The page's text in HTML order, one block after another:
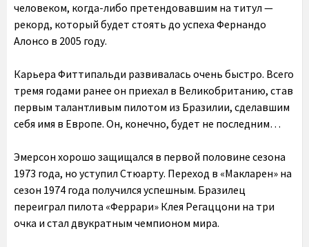
человеком, когда-либо претендовавшим на титул —
рекорд, который будет стоять до успеха Фернандо
Алонсо в 2005 году.
Карьера Фиттипальди развивалась очень быстро. Всего
тремя годами ранее он приехал в Великобританию, став
первым талантливым пилотом из Бразилии, сделавшим
себя имя в Европе. Он, конечно, будет не последним…
Эмерсон хорошо защищался в первой половине сезона
1973 года, но уступил Стюарту. Переход в «Макларен» на
сезон 1974 года получился успешным. Бразилец
переиграл пилота «Феррари» Клея Регаццони на три
очка и стал двукратным чемпионом мира.